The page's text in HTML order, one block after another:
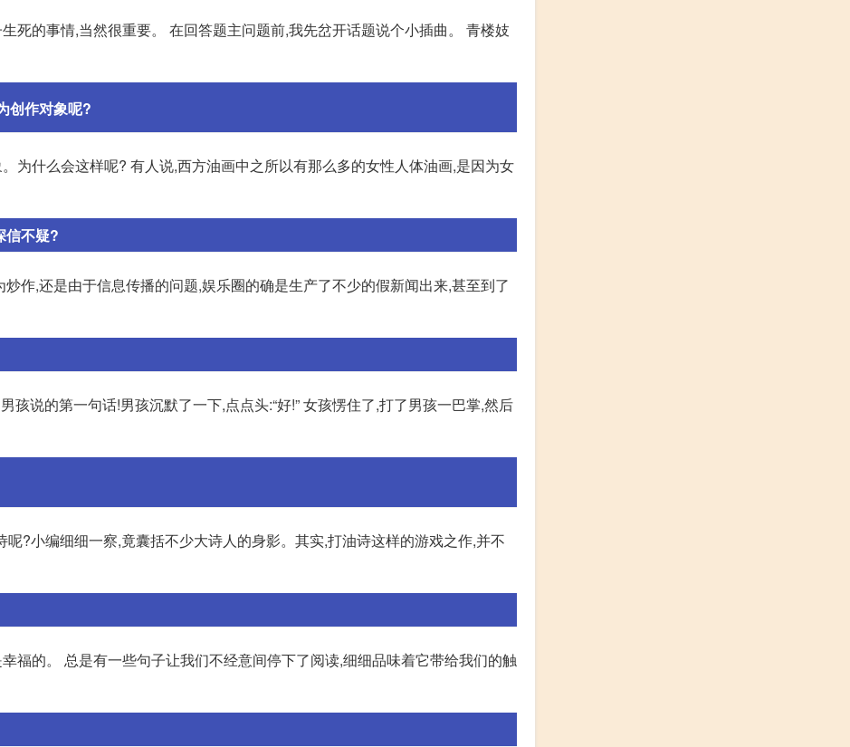
死的事情,当然很重要。 在回答题主问题前,我先岔开话题说个小插曲。 青楼妓
创作对象呢?
为什么会这样呢? 有人说,西方油画中之所以有那么多的女性人体油画,是因为女
信不疑?
作,还是由于信息传播的问题,娱乐圈的确是生产了不少的假新闻出来,甚至到了
孩说的第一句话!男孩沉默了一下,点点头:“好!” 女孩愣住了,打了男孩一巴掌,然后
?小编细细一察,竟囊括不少大诗人的身影。其实,打油诗这样的游戏之作,并不
福的。 总是有一些句子让我们不经意间停下了阅读,细细品味着它带给我们的触